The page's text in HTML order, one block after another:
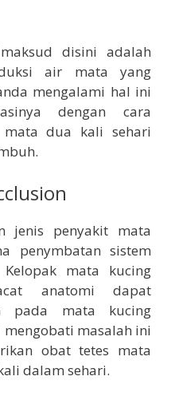
disini adalah
air mata yang
mengalami hal ini
dengan cara
mata dua kali sehari
jenis penyakit mata
penymbatan sistem
mata kucing
anatomi dapat
pada mata kucing
masalah ini
obat tetes mata
dalam sehari.